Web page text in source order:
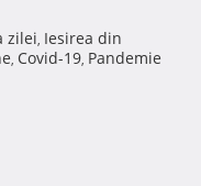
zilei, Iesirea din
, Covid-19, Pandemie